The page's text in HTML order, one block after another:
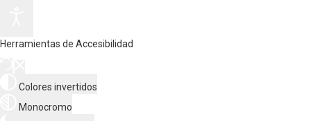
Herramientas de Accesibilidad
Colores invertidos
Monocromo